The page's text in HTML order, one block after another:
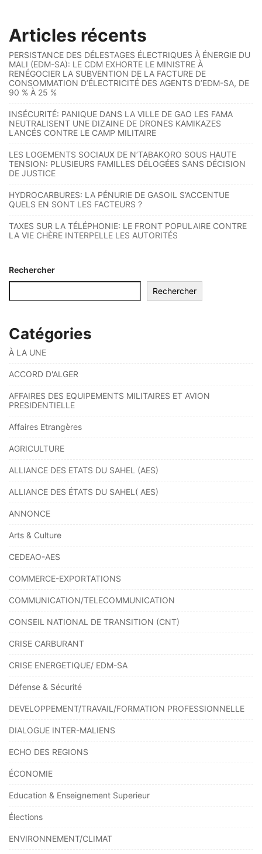
Articles récents
PERSISTANCE DES DÉLESTAGES ÉLECTRIQUES À ÉNERGIE DU
MALI (EDM-SA): LE CDM EXHORTE LE MINISTRE À
RENÉGOCIER LA SUBVENTION DE LA FACTURE DE
CONSOMMATION D’ÉLECTRICITÉ DES AGENTS D’EDM-SA, DE
90 % À 25 %
INSÉCURITÉ: PANIQUE DANS LA VILLE DE GAO LES FAMA
NEUTRALISENT UNE DIZAINE DE DRONES KAMIKAZES
LANCÉS CONTRE LE CAMP MILITAIRE
LES LOGEMENTS SOCIAUX DE N’TABAKORO SOUS HAUTE
TENSION: PLUSIEURS FAMILLES DÉLOGÉES SANS DÉCISION
DE JUSTICE
HYDROCARBURES: LA PÉNURIE DE GASOIL S’ACCENTUE
QUELS EN SONT LES FACTEURS ?
TAXES SUR LA TÉLÉPHONIE: LE FRONT POPULAIRE CONTRE
LA VIE CHÈRE INTERPELLE LES AUTORITÉS
Rechercher
Rechercher
Catégories
À LA UNE
ACCORD D'ALGER
AFFAIRES DES EQUIPEMENTS MILITAIRES ET AVION
PRESIDENTIELLE
Affaires Etrangères
AGRICULTURE
ALLIANCE DES ETATS DU SAHEL (AES)
ALLIANCE DES ÉTATS DU SAHEL( AES)
ANNONCE
Arts & Culture
CEDEAO-AES
COMMERCE-EXPORTATIONS
COMMUNICATION/TELECOMMUNICATION
CONSEIL NATIONAL DE TRANSITION (CNT)
CRISE CARBURANT
CRISE ENERGETIQUE/ EDM-SA
Défense & Sécurité
DEVELOPPEMENT/TRAVAIL/FORMATION PROFESSIONNELLE
DIALOGUE INTER-MALIENS
ECHO DES REGIONS
ÉCONOMIE
Education & Enseignement Superieur
Élections
ENVIRONNEMENT/CLIMAT